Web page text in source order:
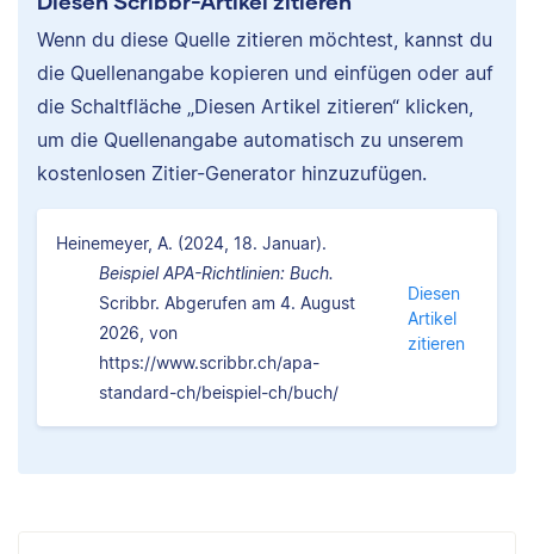
Wenn du diese Quelle zitieren möchtest, kannst du
die Quellenangabe kopieren und einfügen oder auf
die Schaltfläche „Diesen Artikel zitieren“ klicken,
um die Quellenangabe automatisch zu unserem
kostenlosen Zitier-Generator hinzuzufügen.
Heinemeyer, A. (2024, 18. Januar).
Beispiel APA-Richtlinien: Buch.
Scribbr. Abgerufen am 4. August
2026, von
https://www.scribbr.ch/apa-
standard-ch/beispiel-ch/buch/
Diesen
Artikel
zitieren